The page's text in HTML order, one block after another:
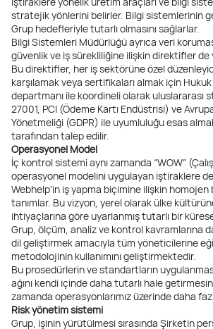
stratejik yönlerini belirler. Bilgi sistemlerinin
Grup hedefleriyle tutarlı olmasını sağlarlar.
Bilgi Sistemleri Müdürlüğü ayrıca veri
güvenlik ve iş sürekliliğine ilişkin direktifler de
Bu direktifler, her iş sektörüne özel
karşılamak veya sertifikaları almak için
departmanı ile koordineli olarak uluslararası
27001, PCI (Ödeme Kartı Endüstrisi) ve
Yönetmeliği (GDPR) ile uyumluluğu esas
tarafından talep edilir.
Operasyonel Model
İç kontrol sistemi aynı zamanda “WOW”
operasyonel modelini uygulayan iştiraklere de
Webhelp'in iş yapma biçimine ilişkin homojen
tanımlar. Bu vizyon, yerel olarak ülke
ihtiyaçlarına göre uyarlanmış tutarlı bir
Grup, ölçüm, analiz ve kontrol kavramlarına
dil geliştirmek amacıyla tüm yöneticilerine
metodolojinin kullanımını geliştirmektedir.
Bu prosedürlerin ve standartların
ağını kendi içinde daha tutarlı hale
zamanda operasyonlarımız üzerinde daha
Risk yönetim sistemi
Grup, işinin yürütülmesi sırasında Şirketin